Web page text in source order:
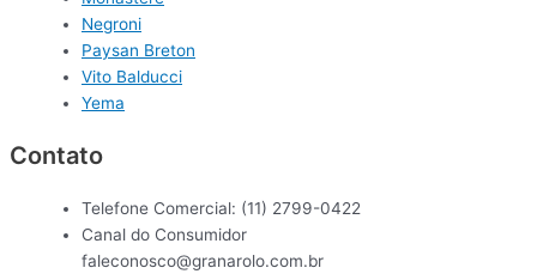
Negroni
Paysan Breton
Vito Balducci
Yema
Contato
Telefone Comercial: (11) 2799-0422
Canal do Consumidor
faleconosco@granarolo.com.br